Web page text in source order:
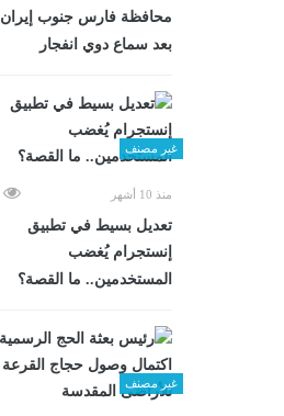
محافظة فارس جنوب إيران
بعد سماع دوي انفجار
غير مصنف
منذ 10 أشهر
تعديل بسيط في تطبيق
إنستجرام يُغضب
المستخدمين.. ما القصة؟
غير مصنف